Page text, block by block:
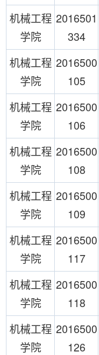
机械工程
学院
2016501
334
机械工程
学院
2016500
105
机械工程
学院
2016500
106
机械工程
学院
2016500
108
机械工程
学院
2016500
109
机械工程
学院
2016500
117
机械工程
学院
2016500
118
机械工程
学院
2016500
126